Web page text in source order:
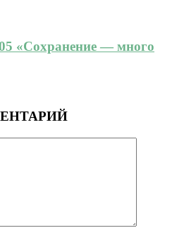
«Сохранение — много